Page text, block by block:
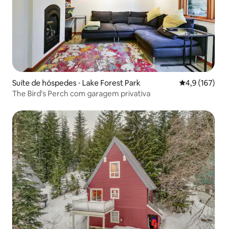
Suíte de hóspedes ⋅ Lake Forest Park 4,9 de uma
4,9 (167)
The Bird's Perch com garagem privativa